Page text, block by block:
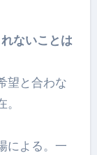
ないことは
望と合わな
による。一